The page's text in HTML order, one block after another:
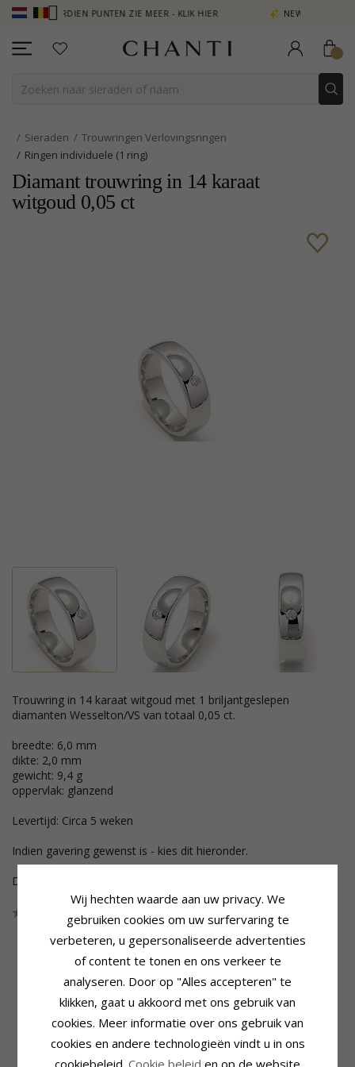
PUNTEN ZIE MEER - KLIK HIER NEW COLLECTION | AURA
Sieraden
Trouwringen Verlovingsringen
Ringen individuele (1 ring)
Diamant trouwring in 14 karaat
witgoud 0,05 ct
trouwring in 14 karaat witgoud met 1 briljantgeslepen
diamanten Wesselton/VS van totaal 0,05 ct.
breedte: 6,0 mm
dikte: 2,0 mm
gewicht: 9,4 g
oppervlak: glanzend
Levertijd: Circa 5 weken
Indien gavering gewenst is - kies dit hieronder.
Art.nr. 47T200BW60 LAATSTE
Productinformatie
Diamant
Karaat:14
Edelmetaal:Witgoud
Oppervlak:Glanzend
Steen
Aantal: 1
Steen:Diamant
Diamant Kleur:Wesselton
Diamant Helderheid:VS
Wij hechten waarde aan uw privacy. We
gebruiken cookies om uw surfervaring te
verbeteren, u gepersonaliseerde advertenties
of content te tonen en ons verkeer te
analyseren. Door op "Alles accepteren" te
klikken, gaat u akkoord met ons gebruik van
cookies. Meer informatie over ons gebruik van
cookies en andere technologieën vindt u in ons
cookiebeleid. Cookie beleid en op de website